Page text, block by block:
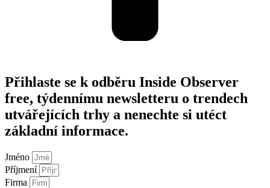
Přihlaste se k odběru Inside Observer
free, týdennímu newsletteru o trendech
utvářejících trhy a nenechte si utéct
základní informace.
Jméno
Příjmení
Firma